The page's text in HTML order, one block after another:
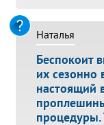
Наталья
Беспокоит
их сезонно
настоящий
процедуры.